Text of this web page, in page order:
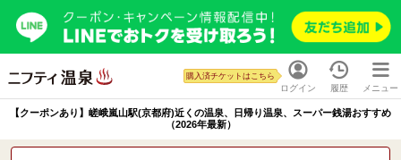
ログイン
購入済チケットはこちら
履歴 メニュー
【クーポンあり】嵯峨嵐山駅(京都府)近くの温泉、日帰り温泉、スーパー銭湯おすすめ
（2026年最新）